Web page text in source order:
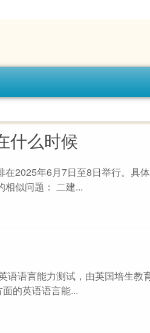
什么时候
2025年6月7日至8日举行。具
相似问题： 二建...
语语言能力测试，由英国培生教
的英语语言能...